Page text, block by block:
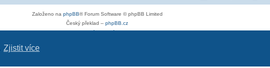
Zjistit více
Založeno na phpBB® Forum Software © phpBB Limited
Český překlad – phpBB.cz
Soukromí|Podmínky